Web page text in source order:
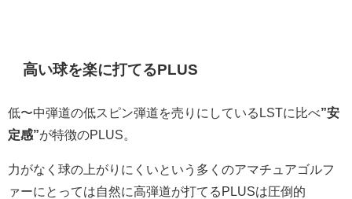
高い球を楽に打てるPLUS
低〜中弾道の低スピン弾道を売りにしているLSTに比べ”安
定感”が特徴のPLUS。
力がなく球の上がりにくいという多くのアマチュアゴルフ
ァーにとっては自然に高弾道が打てるPLUSは圧倒的